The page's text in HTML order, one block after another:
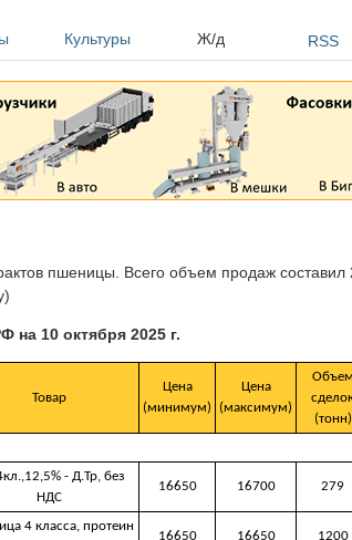
Культуры Ж/д RSS
пшеницы. Всего объем продаж составил
на 10 октября 2025 г.
Товар
Цена
(минимум)
Цена
(максимум)
Объем
(тонн)
- Д.Тр, без
НДС
16650 16700 279
4 класса, протеин
16650 16650 1200